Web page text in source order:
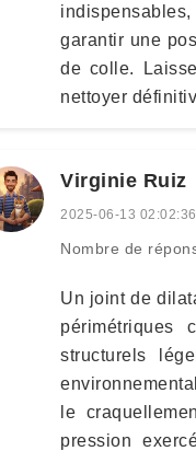
garantir une
de colle.
nettoyer
Virginie Ruiz
2025-06-13 02:02:36
Nombre de
Un joint de
périmétriques
structurels
le
pression